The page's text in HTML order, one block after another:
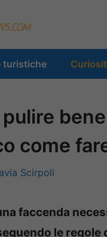
turistiche
come
Scirpoli
faccenda
le